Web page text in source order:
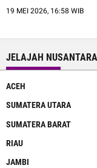
19 MEI 2026, 16:58 WIB
JELAJAH NUSANTARA
ACEH
SUMATERA UTARA
SUMATERA BARAT
RIAU
JAMBI